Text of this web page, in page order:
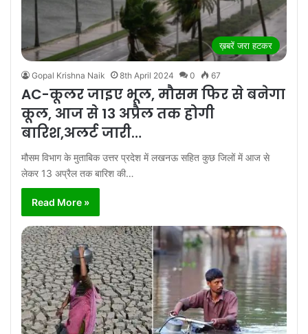
ख़बरें जरा हटकर
Gopal Krishna Naik 8th April 2024 0 67
AC-कूलर जाइए भूल, मौसम फिर से बनेगा
कूल, आज से 13 अप्रैल तक होगी
बारिश,अलर्ट जारी…
मौसम विभाग के मुताबिक उत्तर प्रदेश में लखनऊ सहित कुछ जिलों में आज से
लेकर 13 अप्रैल तक बारिश की…
Read More »